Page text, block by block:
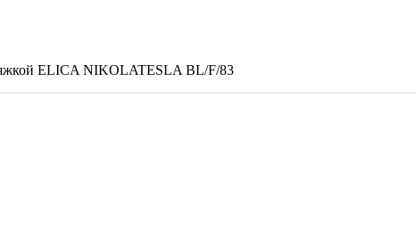
ELICA NIKOLATESLA BL/F/83